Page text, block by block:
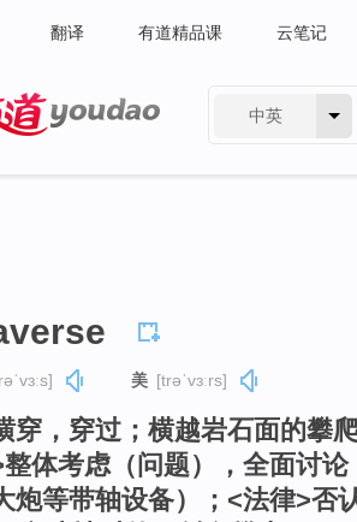
翻译 有道精品课 云笔记
中英
美 [trəˈvɜːrs]
穿，穿过；横越岩石面的攀
体考虑（问题），全面讨
炮等带轴设备）；<法律>否